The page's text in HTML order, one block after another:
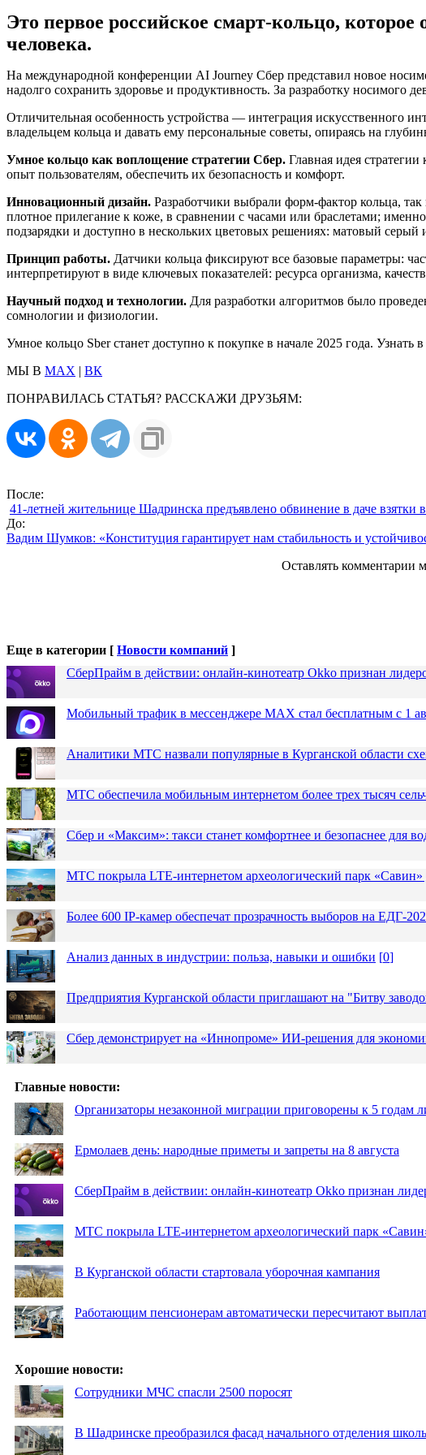
Это первое российское смарт-кольцо,
человека.
На международной конференции AI Journey Сбер представил новое
надолго сохранить здоровье и продуктивность. За разработку носимого
Отличительная особенность устройства — интеграция искусственного
владельцем кольца и давать ему персональные советы, опираясь на
Умное кольцо как воплощение стратегии Сбер. Главная идея
опыт пользователям, обеспечить их безопасность и комфорт.
Инновационный дизайн. Разработчики выбрали форм-фактор кольца,
плотное прилегание к коже, в сравнении с часами или браслетами;
подзарядки и доступно в нескольких цветовых решениях: матовый
Принцип работы. Датчики кольца фиксируют все базовые параметры:
интерпретируют в виде ключевых показателей: ресурса организма,
Научный подход и технологии. Для разработки алгоритмов было
сомнологии и физиологии.
Умное кольцо Sber станет доступно к покупке в начале 2025 года.
МЫ В MAX | ВК
ПОНРАВИЛАСЬ СТАТЬЯ? РАССКАЖИ ДРУЗЬЯМ:
После:
41-летней жительнице Шадринска предъявлено обвинение в даче взятки
До:
Вадим Шумков: «Конституция гарантирует нам стабильность и
Оставлять комментарии
Еще в категории [ Новости компаний ]
СберПрайм в действии: онлайн-кинотеатр Okko признан
Мобильный трафик в мессенджере MAX стал бесплатным с 1
Аналитики МТС назвали популярные в Курганской области
МТС обеспечила мобильным интернетом более трех тысяч
Сбер и «Максим»: такси станет комфортнее и безопаснее для
МТС покрыла LTE-интернетом археологический парк «Савин»
Более 600 IP-камер обеспечат прозрачность выборов на ЕДГ-
Анализ данных в индустрии: польза, навыки и ошибки [0]
Предприятия Курганской области приглашают на "Битву
Сбер демонстрирует на «Иннопроме» ИИ-решения для
Главные новости:
Организаторы незаконной миграции приговорены к 5 годам
Ермолаев день: народные приметы и запреты на 8 августа
СберПрайм в действии: онлайн-кинотеатр Okko признан
МТС покрыла LTE-интернетом археологический парк
В Курганской области стартовала уборочная кампания
Работающим пенсионерам автоматически пересчитают
Хорошие новости:
Сотрудники МЧС спасли 2500 поросят
В Шадринске преобразился фасад начального отделения